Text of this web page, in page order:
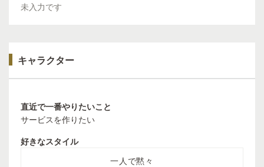
未入力です
キャラクター
直近で一番やりたいこと
サービスを作りたい
好きなスタイル
一人で黙々